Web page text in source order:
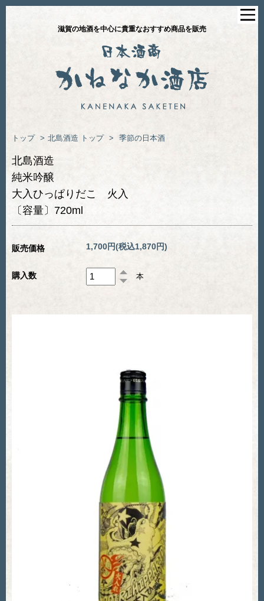
滋賀の地酒を中心に貴重なおすすめ商品を販売
トップ > 北島酒造 トップ > 季節の日本酒
北島酒造
純米吟醸
大入ひっぱりだこ 火入
〔容量〕720ml
販売価格 1,700円(税込1,870円)
購入数 本